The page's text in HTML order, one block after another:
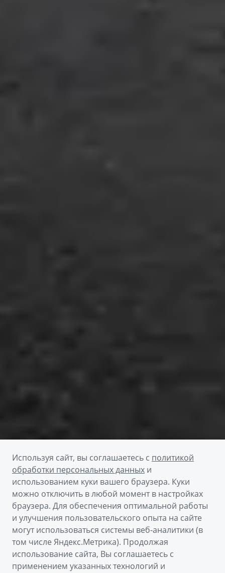
Получить предложение
Пройти тест-драйв
Используя сайт, вы соглашаетесь с политикой
обработки персональных данных и
использованием куки вашего браузера. Куки
можно отключить в любой момент в настройках
браузера. Для обеспечения оптимальной работы
и улучшения пользовательского опыта на сайте
могут использоваться системы веб-аналитики (в
том числе Яндекс.Метрика). Продолжая
использование сайта, Вы соглашаетесь с
применением указанных технологий и